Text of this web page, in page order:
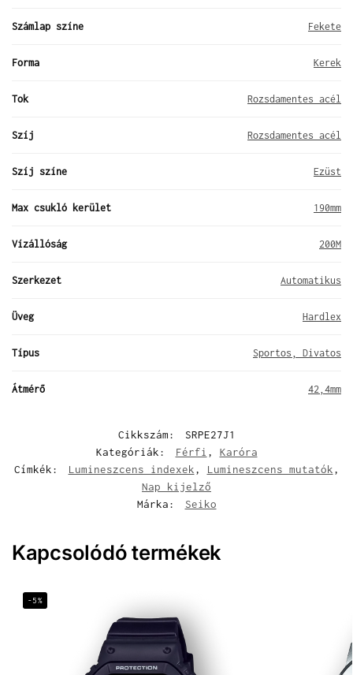
Számlap színe Fekete
Forma Kerek
Tok Rozsdamentes acél
Szíj Rozsdamentes acél
Szíj színe Ezüst
Max csukló kerület 190mm
Vízállóság 200M
Szerkezet Automatikus
Üveg Hardlex
Típus Sportos, Divatos
Átmérő 42,4mm
Cikkszám:
SRPE27J1
Kategóriák:
Férfi , Karóra
Címkék:
Lumineszcens indexek, Lumineszcens mutatók,
Nap kijelző
Márka:
Seiko
Kapcsolódó termékek
-5%